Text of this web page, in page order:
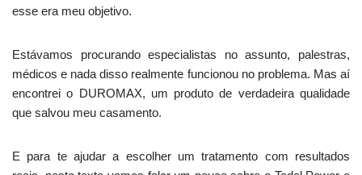
esse era meu objetivo.
Estávamos procurando especialistas no assunto, palestras,
médicos e nada disso realmente funcionou no problema. Mas aí
encontrei o DUROMAX, um produto de verdadeira qualidade
que salvou meu casamento.
E para te ajudar a escolher um tratamento com resultados